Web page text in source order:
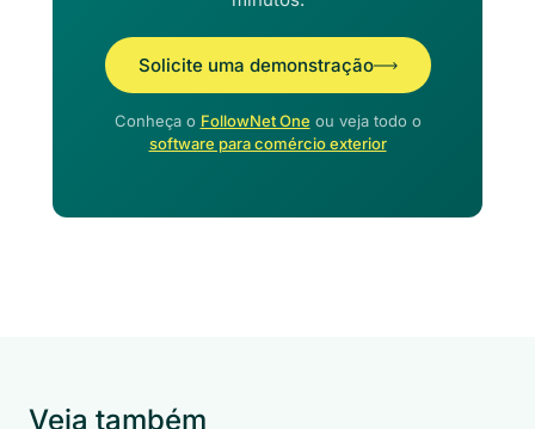
Solicite uma demonstração
Conheça o FollowNet One ou veja todo o
software para comércio exterior
Veja também